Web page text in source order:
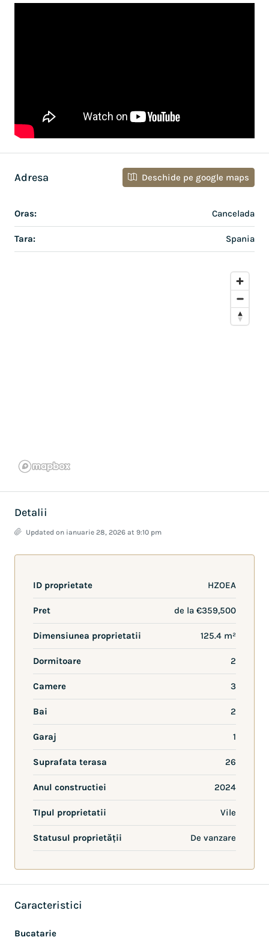
Adresa Deschide pe google maps
Oras: Cancelada
Tara: Spania
Detalii
Updated on ianuarie 28, 2026 at 9:10 pm
ID proprietate HZOEA
Pret de la €359,500
Dimensiunea proprietatii 125.4 m²
Dormitoare 2
Camere 3
Bai 2
Garaj 1
Suprafata terasa 26
Anul constructiei 2024
TIpul proprietatii Vile
Statusul proprietății De vanzare
Caracteristici
Bucatarie